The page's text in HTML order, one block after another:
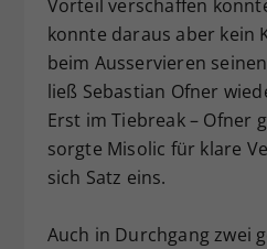
Vorteil verschaffen
konnte daraus aber kein
beim Ausservieren
ließ Sebastian Ofner
Erst im Tiebreak – Ofner
sorgte Misolic für klare
sich Satz eins.
Auch in Durchgang zwei